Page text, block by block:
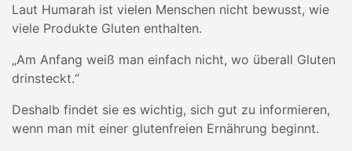
Laut Humarah ist vielen Menschen nicht bewusst, wie
viele Produkte Gluten enthalten.
„Am Anfang weiß man einfach nicht, wo überall Gluten
drinsteckt.“
Deshalb findet sie es wichtig, sich gut zu informieren,
wenn man mit einer glutenfreien Ernährung beginnt.